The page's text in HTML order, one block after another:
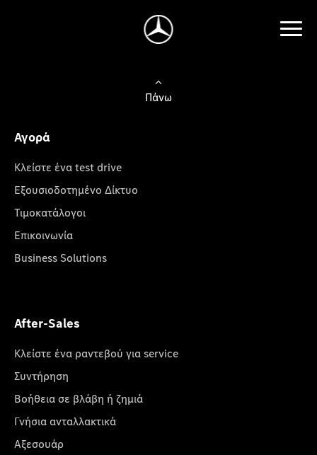
Πάνω
Αγορά
Κλείστε ένα test drive
Εξουσιοδοτημένο Δίκτυο
Τιμοκατάλογοι
Επικοινωνία
Business Solutions
After-Sales
Κλείστε ένα ραντεβού για service
Συντήρηση
Βοήθεια σε βλάβη ή ζημιά
Γνήσια ανταλλακτικά
Αξεσουάρ